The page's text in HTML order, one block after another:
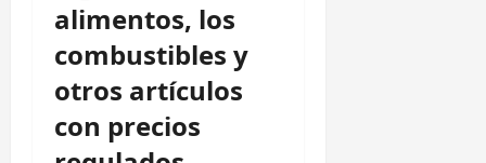
alimentos, los
combustibles y
otros artículos
con precios